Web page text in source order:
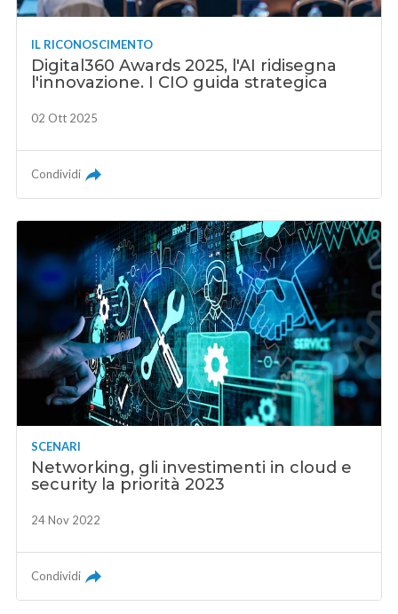
IL RICONOSCIMENTO
Digital360 Awards 2025, l'AI ridisegna
l'innovazione. I CIO guida strategica
02 Ott 2025
Condividi
SCENARI
Networking, gli investimenti in cloud e
security la priorità 2023
24 Nov 2022
Condividi